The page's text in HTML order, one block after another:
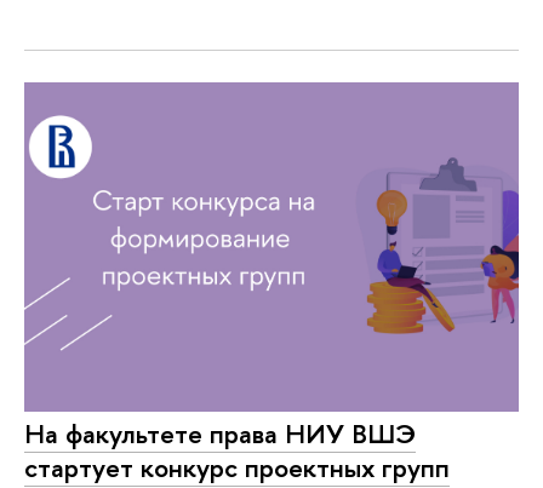
На факультете права НИУ ВШЭ
стартует конкурс проектных групп